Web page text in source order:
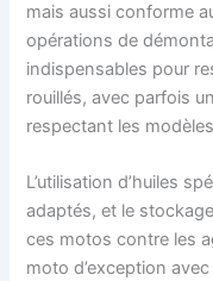
mais aussi conforme
opérations de
indispensables pour
rouillés, avec parfois
respectant les
L’utilisation d’huiles
adaptés, et le
ces motos contre les
moto d’exception